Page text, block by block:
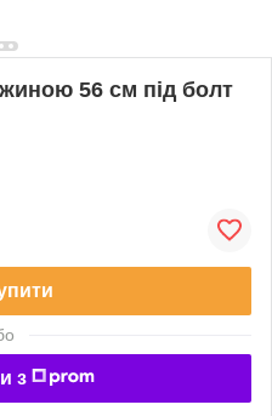
56 см під болт
з